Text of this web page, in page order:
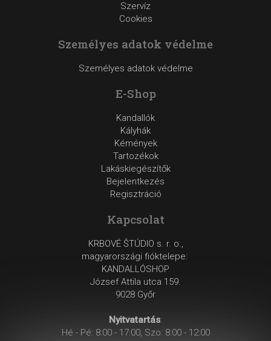
Szervíz
Cookies
Személyes adatok védelme
Személyes adatok védelme
E-Shop
Kandallók
Kályhák
Kémények
Tartozékok
Lakáskiegészítők
Bejelentkezés
Regisztráció
Kapcsolat
KRBOVÉ ŠTÚDIO s. r. o.,
magyarországi fióktelepe:
KANDALLÓSHOP
József Attila utca 159.
9028 Győr
Nyitvatartás:
Hé - Pé: 8:00 - 17:00, Szo: 8:00 - 12:00